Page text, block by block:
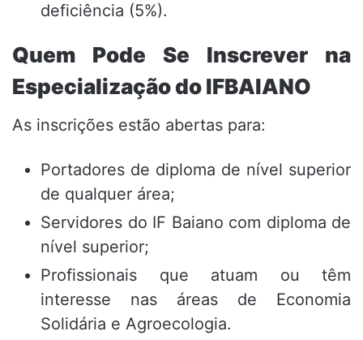
deficiência (5%).
Quem Pode Se Inscrever na
Especialização do IFBAIANO
As inscrições estão abertas para:
Portadores de diploma de nível superior
de qualquer área;
Servidores do IF Baiano com diploma de
nível superior;
Profissionais que atuam ou têm
interesse nas áreas de Economia
Solidária e Agroecologia.